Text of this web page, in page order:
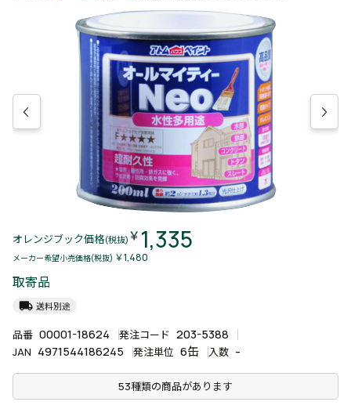
オレンジブック価格(税抜) ￥ 1,335
メーカー希望小売価格(税抜) ￥1,480
取寄品
local_shipping 送料別途
品番 00001-18624 発注コード 203-5388
JAN 4971544186245 発注単位 6缶 入数 -
53種類の商品があります